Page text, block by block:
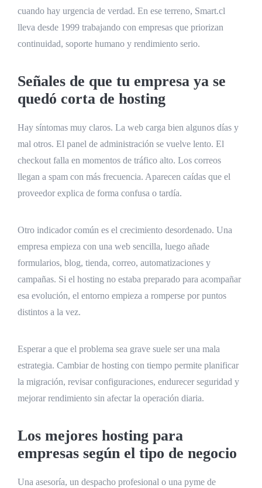
cuando hay urgencia de verdad. En ese terreno, Smart.cl
lleva desde 1999 trabajando con empresas que priorizan
continuidad, soporte humano y rendimiento serio.
Señales de que tu empresa ya se
quedó corta de hosting
Hay síntomas muy claros. La web carga bien algunos días y
mal otros. El panel de administración se vuelve lento. El
checkout falla en momentos de tráfico alto. Los correos
llegan a spam con más frecuencia. Aparecen caídas que el
proveedor explica de forma confusa o tardía.
Otro indicador común es el crecimiento desordenado. Una
empresa empieza con una web sencilla, luego añade
formularios, blog, tienda, correo, automatizaciones y
campañas. Si el hosting no estaba preparado para acompañar
esa evolución, el entorno empieza a romperse por puntos
distintos a la vez.
Esperar a que el problema sea grave suele ser una mala
estrategia. Cambiar de hosting con tiempo permite planificar
la migración, revisar configuraciones, endurecer seguridad y
mejorar rendimiento sin afectar la operación diaria.
Los mejores hosting para
empresas según el tipo de negocio
Una asesoría, un despacho profesional o una pyme de